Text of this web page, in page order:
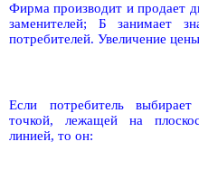
Фирма производит и продает
заменителей; Б занимает
потребителей. Увеличение
Если потребитель
точкой, лежащей на
линией, то он: